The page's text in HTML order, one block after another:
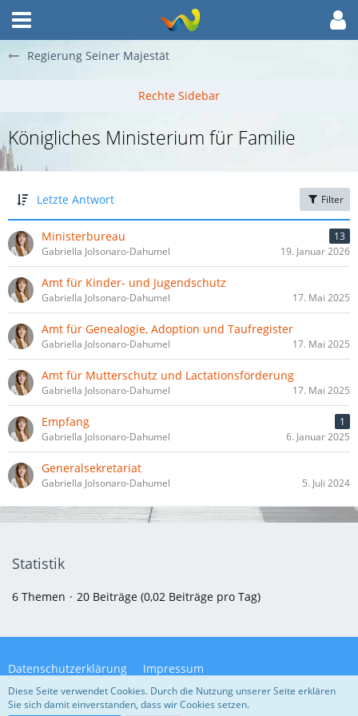
Regierung Seiner Majestät
Königliches Ministerium für Familie
Letzte Antwort Filter
Ministerbureau
13
Gabriella Jolsonaro-Dahumel
19. Januar 2026
Amt für Kinder- und Jugendschutz
Gabriella Jolsonaro-Dahumel 17. Mai 2025
Amt für Genealogie, Adoption und Taufregister
Gabriella Jolsonaro-Dahumel 17. Mai 2025
Amt für Mutterschutz und Lactationsförderung
Gabriella Jolsonaro-Dahumel 17. Mai 2025
Empfang
1
Gabriella Jolsonaro-Dahumel
6. Januar 2025
Generalsekretariat
Gabriella Jolsonaro-Dahumel 5. Juli 2024
Statistik
6 Themen 20 Beiträge (0,02 Beiträge pro Tag)
Datenschutzerklärung Impressum
Diese Seite verwendet Cookies. Durch die Nutzung unserer Seite erklären
Sie sich damit einverstanden, dass wir Cookies setzen.